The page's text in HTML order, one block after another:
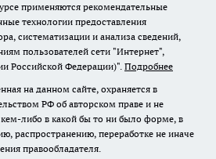
применяются рекомендательные
технологии предоставления
систематизации и анализа сведений,
пользователей сети "Интернет",
Российской Федерации)". Подробнее
на данном сайте, охраняется в
РФ об авторском праве и не
либо в какой бы то ни было форме, в
распространению, переработке не иначе
правообладателя.